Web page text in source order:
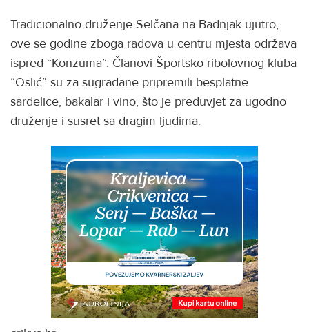
Tradicionalno druženje Selčana na Badnjak ujutro,
ove se godine zboga radova u centru mjesta održava
ispred “Konzuma”. Članovi Športsko ribolovnog kluba
“Oslić” su za sugrađane pripremili besplatne
sardelice, bakalar i vino, što je preduvjet za ugodno
druženje i susret sa dragim ljudima.